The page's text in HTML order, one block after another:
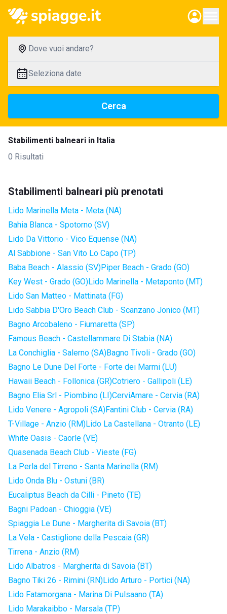
Dove vuoi andare?
Seleziona date
Cerca
Stabilimenti balneari in Italia
0 Risultati
Stabilimenti balneari più prenotati
Lido Marinella Meta - Meta (NA)
Bahia Blanca - Spotorno (SV)
Lido Da Vittorio - Vico Equense (NA)
Al Sabbione - San Vito Lo Capo (TP)
Baba Beach - Alassio (SV)Piper Beach - Grado (GO)
Key West - Grado (GO)Lido Marinella - Metaponto (MT)
Lido San Matteo - Mattinata (FG)
Lido Sabbia D'Oro Beach Club - Scanzano Jonico (MT)
Bagno Arcobaleno - Fiumaretta (SP)
Famous Beach - Castellammare Di Stabia (NA)
La Conchiglia - Salerno (SA)Bagno Tivoli - Grado (GO)
Bagno Le Dune Del Forte - Forte dei Marmi (LU)
Hawaii Beach - Follonica (GR)Cotriero - Gallipoli (LE)
Bagno Elia Srl - Piombino (LI)CerviAmare - Cervia (RA)
Lido Venere - Agropoli (SA)Fantini Club - Cervia (RA)
T-Village - Anzio (RM)Lido La Castellana - Otranto (LE)
White Oasis - Caorle (VE)
Quasenada Beach Club - Vieste (FG)
La Perla del Tirreno - Santa Marinella (RM)
Lido Onda Blu - Ostuni (BR)
Eucaliptus Beach da Cilli - Pineto (TE)
Bagni Padoan - Chioggia (VE)
Spiaggia Le Dune - Margherita di Savoia (BT)
La Vela - Castiglione della Pescaia (GR)
Tirrena - Anzio (RM)
Lido Albatros - Margherita di Savoia (BT)
Bagno Tiki 26 - Rimini (RN)Lido Arturo - Portici (NA)
Lido Fatamorgana - Marina Di Pulsaano (TA)
Lido Marakaibbo - Marsala (TP)